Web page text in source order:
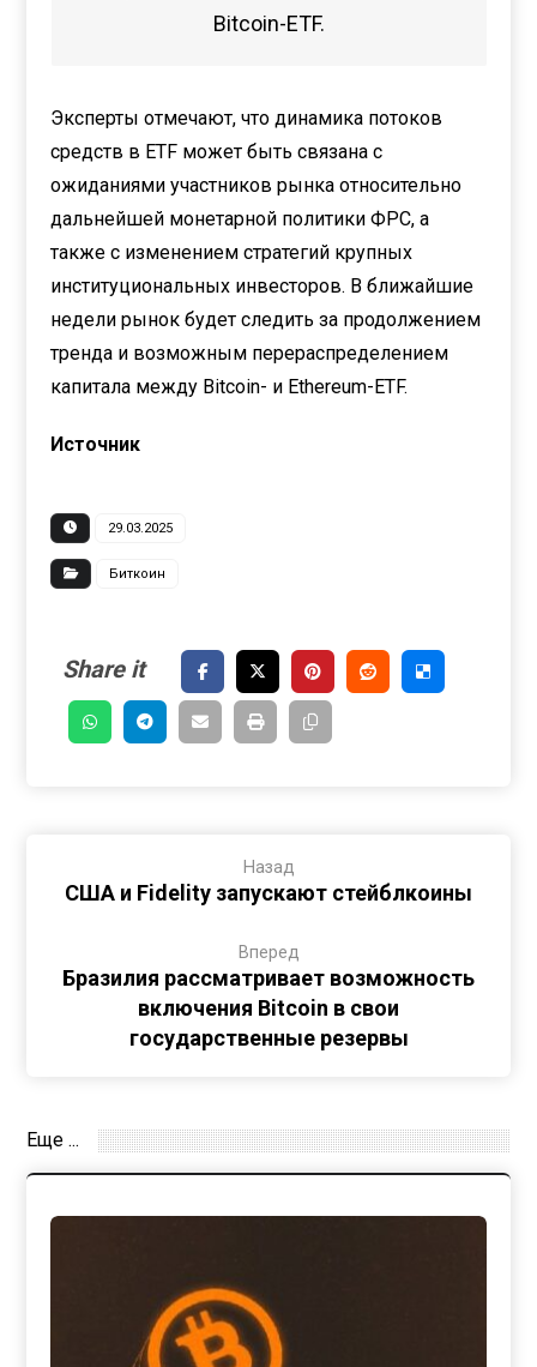
Bitcoin-ETF.
Эксперты отмечают, что динамика потоков
средств в ETF может быть связана с
ожиданиями участников рынка относительно
дальнейшей монетарной политики ФРС, а
также с изменением стратегий крупных
институциональных инвесторов. В ближайшие
недели рынок будет следить за продолжением
тренда и возможным перераспределением
капитала между Bitcoin- и Ethereum-ETF.
Источник
29.03.2025
Биткоин
Назад
США и Fidelity запускают стейблкоины
Вперед
Бразилия рассматривает возможность
включения Bitcoin в свои
государственные резервы
Еще ...